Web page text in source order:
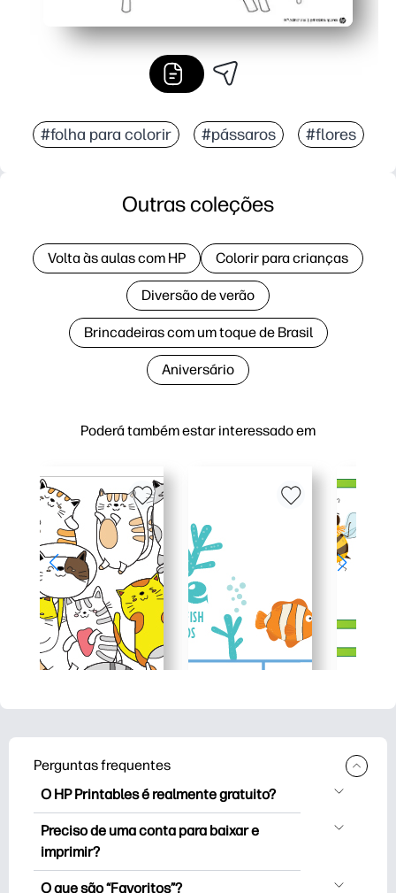
#folha para colorir #pássaros #flores
Poderá também estar interessado em
Outras coleções
Volta às aulas com HP Colorir para crianças
Diversão de verão
Brincadeiras com um toque de Brasil
Aniversário
Perguntas frequentes
O HP Printables é realmente gratuito?
O HP Printables oferece mais de 2,500
impressoras gratuitas para baixar e
imprimir. Explore páginas populares para
colorir, planilhas divertidas de
Preciso de uma conta para baixar e
imprimir?
Você pode explorar e imprimir sem criar
O que são “Favoritos”?